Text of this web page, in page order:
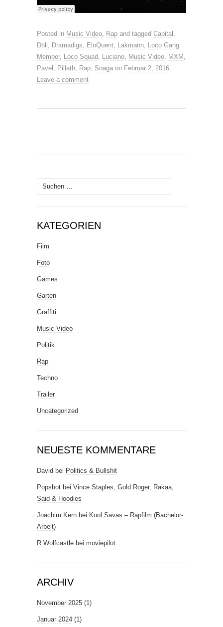
Posted in Music Video Rap and tagged Capital
Döll
Dramadigs EloQuent Lakmann Loco Gang
Member, Loco Squad Luciano Music Video MXM
Pavel
Pillath Rap Snaga on Februar 2, 2016
Leave a comment
Suche
nach:
KATEGORIEN
Film
Foto
Games
Garten
Graffiti
Music Video
Politik
Rap
Techno
Trailer
Uncategorized
NEUESTE KOMMENTARE
David bei Politics & Bullshit
Popshot bei Vince Staples, Gold Roger, Rakaa,
Said & Hoodies
Joachim Kern bei Kool Savas – Rapfilm (Bachelor-
Arbeit)
R.Wolfcastle bei moviepilot
ARCHIV
November 2025 (1)
Januar 2024 (1)